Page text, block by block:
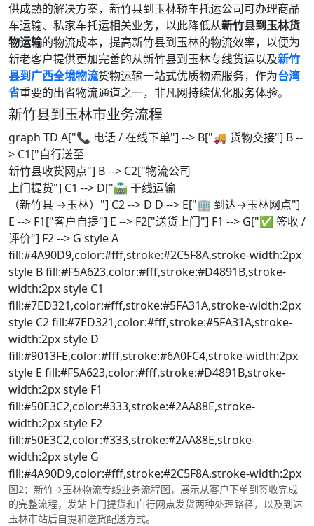
供成熟的解决方案，新竹县到玉林轿车托运公司可办理商品
车运输、私家车托运相关业务，以此降低从新竹县到玉林货
物运输的物流成本，提高新竹县到玉林的物流效率，以便为
新老客户提供更加完善的从新竹县到玉林专线货运以及新竹
县到广西全境物流货物运输一站式优质物流服务，作为台湾
省重要的出省物流通道之一，非凡网持续优化服务体验。
新竹县到玉林市业务流程
graph TD A["📞 电话 / 在线下单"] --> B["🚚 货物交接"] B --
> C1["自行送至
新竹县收货网点"] B --> C2["物流公司
上门提货"] C1 --> D["🛣️ 干线运输
（新竹县 →玉林）"] C2 --> D D --> E["🏢 到达→玉林网点"]
E --> F1["客户自提"] E --> F2["送货上门"] F1 --> G["✅ 签收 /
评价"] F2 --> G style A
fill:#4A90D9,color:#fff,stroke:#2C5F8A,stroke-width:2px
style B fill:#F5A623,color:#fff,stroke:#D4891B,stroke-
width:2px style C1
fill:#7ED321,color:#fff,stroke:#5FA31A,stroke-width:2px
style C2 fill:#7ED321,color:#fff,stroke:#5FA31A,stroke-
width:2px style D
fill:#9013FE,color:#fff,stroke:#6A0FC4,stroke-width:2px
style E fill:#F5A623,color:#fff,stroke:#D4891B,stroke-
width:2px style F1
fill:#50E3C2,color:#333,stroke:#2AA88E,stroke-
width:2px style F2
fill:#50E3C2,color:#333,stroke:#2AA88E,stroke-
width:2px style G
fill:#4A90D9,color:#fff,stroke:#2C5F8A,stroke-width:2px
图2：新竹→玉林物流专线业务流程图，展示从客户下单到签收完成
的完整流程，发站上门提货和自行网点发货两种处理路径，以及到达
玉林市站后自提和送货配送方式。